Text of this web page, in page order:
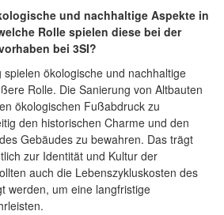
und nachhaltige Aspekte in
Rolle spielen diese bei der
bei 3SI?
ökologische und nachhaltige
Rolle. Die Sanierung von Altbauten
ökologischen Fußabdruck zu
den historischen Charme und den
Gebäudes zu bewahren. Das trägt
zur Identität und Kultur der
auch die Lebenszykluskosten des
werden, um eine langfristige